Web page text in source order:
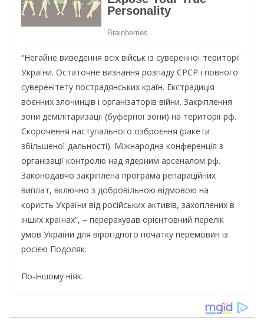
“Негайне виведення всіх військ із суверенної території
України. Остаточне визнання розпаду СРСР і повного
суверенітету пострадянських країн. Екстрадиція
воєнних злочинців і організаторів війни. Закріплення
зони демілітаризації (буферної зони) на території рф.
Скорочення наступального озброєння (ракети
збільшеної дальності). Міжнародна конференція з
організації контролю над ядерним арсеналом рф.
Законодавчо закріплена програма репараційних
виплат, включно з добровільною відмовою на
користь України від російських активів, захоплених в
інших країнах”, – перерахував орієнтовний перелік
умов України для вірогідного початку перемовин із
росією Подоляк.
По-іншому ніяк.